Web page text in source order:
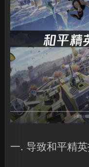
一. 导致和平精